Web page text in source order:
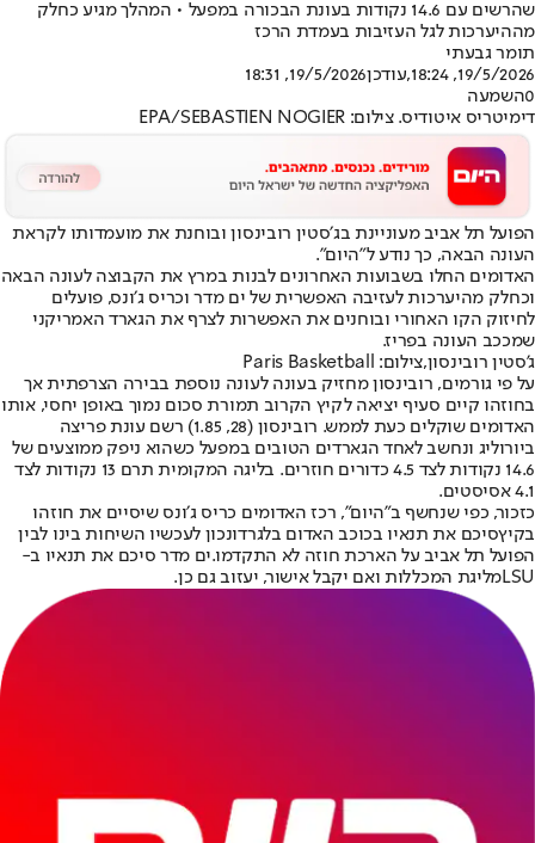
שהרשים עם 14.6 נקודות בעונת הבכורה במפעל • המהלך מגיע כחלק
מההיערכות לגל העזיבות בעמדת הרכז
תומר גבעתי
19/5/2026, 18:24
,עודכן19/5/2026, 18:31
0השמעה
דימיטריס איטודיס. צילום: EPA/SEBASTIEN NOGIER
הפועל תל אביב מעוניינת בג׳סטין רובינסון ובוחנת את מועמדותו לקראת
העונה הבאה, כך נודע ל״היום״.
האדומים החלו בשבועות האחרונים לבנות במרץ את הקבוצה לעונה הבאה
וכחלק מהיערכות לעזיבה האפשרית של ים מדר וכריס ג׳ונס, פועלים
לחיזוק הקו האחורי ובוחנים את האפשרות לצרף את הגארד האמריקני
שמככב העונה בפריז.
ג'סטין רובינסון,צילום: Paris Basketball
על פי גורמים, רובינסון מחזיק בעונה לעונה נוספת בבירה הצרפתית אך
בחוזהו קיים סעיף יציאה לקיץ הקרוב תמורת סכום נמוך באופן יחסי, אותו
האדומים שוקלים כעת לממש. רובינסון (28, 1.85) רשם עונת פריצה
ביורוליג ונחשב לאחד הגארדים הטובים במפעל כשהוא ניפק ממוצעים של
14.6 נקודות לצד 4.5 כדורים חוזרים. בליגה המקומית תרם 13 נקודות לצד
4.1 אסיסטים.
כזכור, כפי שנחשף ב״היום״, רכז האדומים כריס ג׳ונס שיסיים את חוזהו
בקיץסיכם את תנאיו בכוכב האדום בלגרדונכון לעכשיו השיחות בינו לבין
הפועל תל אביב על הארכת חוזה לא התקדמו.ים מדר סיכם את תנאיו ב-
LSUמליגת המכללות ואם יקבל אישור, יעזוב גם כן.